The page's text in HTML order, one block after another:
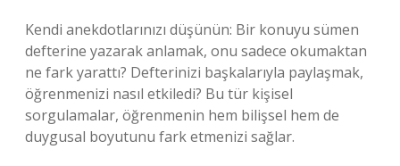
Kendi anekdotlarınızı düşünün: Bir konuyu sümen
defterine yazarak anlamak, onu sadece okumaktan
ne fark yarattı? Defterinizi başkalarıyla paylaşmak,
öğrenmenizi nasıl etkiledi? Bu tür kişisel
sorgulamalar, öğrenmenin hem bilişsel hem de
duygusal boyutunu fark etmenizi sağlar.